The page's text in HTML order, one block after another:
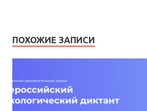
ПОХОЖИЕ ЗАПИСИ